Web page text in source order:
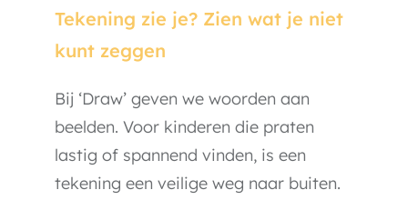
Tekening zie je? Zien wat je niet
kunt zeggen
Bij ‘Draw’ geven we woorden aan
beelden. Voor kinderen die praten
lastig of spannend vinden, is een
tekening een veilige weg naar buiten.